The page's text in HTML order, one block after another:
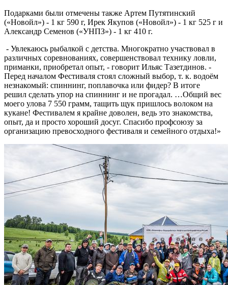
Подарками были отмечены также Артем Путятинский
(«Новойл») - 1 кг 590 г, Ирек Якупов («Новойл») - 1 кг 525 г и
Александр Семенов («УНПЗ») - 1 кг 410 г.
- Увлекаюсь рыбалкой с детства. Многократно участвовал в
различных соревнованиях, совершенствовал технику ловли,
приманки, приобретал опыт, - говорит Ильяс Тазетдинов. -
Перед началом Фестиваля стоял сложный выбор, т. к. водоём
незнакомый: спиннинг, поплавочка или фидер? В итоге
решил сделать упор на спиннинг и не прогадал. …Общий вес
моего улова 7 550 грамм, тащить щук пришлось волоком на
кукане! Фестивалем я крайне доволен, ведь это знакомства,
опыт, да и просто хороший досуг. Спасибо профсоюзу за
организацию превосходного фестиваля и семейного отдыха!»